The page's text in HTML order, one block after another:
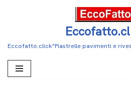
contenuto
Eccofatto.click"Piastrelle pavimenti e